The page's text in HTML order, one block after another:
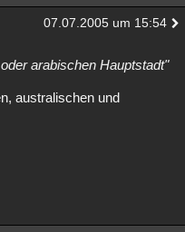
07.07.2005 um 15:54
arabischen Hauptstadt"
australischen und